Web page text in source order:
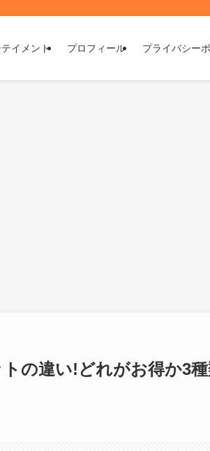
イメント プロフィール プライバシー
の違い!どれがお得か3